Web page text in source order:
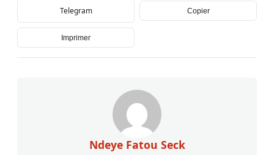
Telegram Copier
Imprimer
Ndeye Fatou Seck